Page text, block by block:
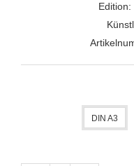
Edition:
DIN A3